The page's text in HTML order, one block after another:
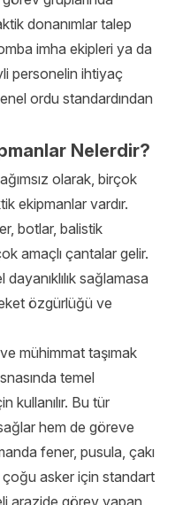
donanımlar talep
imha ekipleri ya da
personelin ihtiyaç
ordu standardından
Nelerdir?
olarak, birçok
ekipmanlar vardır.
botlar, balistik
amaçlı çantalar gelir.
sağlamasa
özgürlüğü ve
mühimmat taşımak
temel
kullanılır. Bu tür
hem de göreve
fener, pusula, çakı
çoğu asker için standart
arazide görev yapan